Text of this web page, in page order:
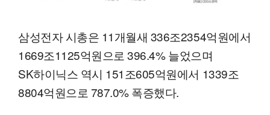
삼성전자 시총은 11개월새 336조2354억원에서
1669조1125억원으로 396.4% 늘었으며
SK하이닉스 역시 151조605억원에서 1339조
8804억원으로 787.0% 폭증했다.